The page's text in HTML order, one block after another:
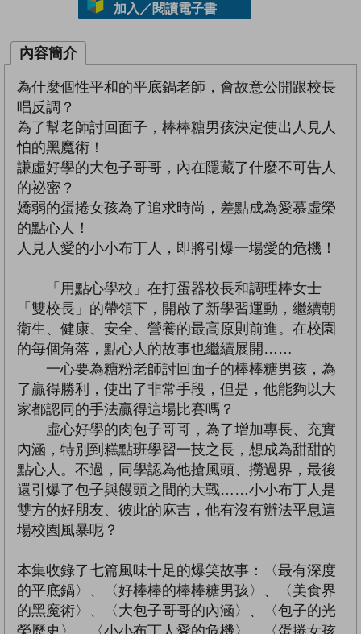
加入／閱讀電子書
內容簡介
為什麼個性平和的平底鍋老師，會故意公開跟校長
唱反調？
為了幫老師討回面子，棒棒糖男孩決定使出人見人
怕的黑魔術！
謙虛好學的大包子哥哥，內在隱藏了什麼不可告人
的祕密？
嬌弱的蛋捲女孩為了追求時尚，差點成為愛慕虛榮
的點心人！
人見人愛的小小布丁人，即將引爆一場愛的危機！
「用點心學校」在打蛋器校長和調理棒女士
「雙校長」的帶領下，開啟了新學習運動，繼續朝
衛生、健康、安全、營養的最高原則前進。在校園
的每個角落，點心人的故事也繼續展開……
一心要為糖粉老師討回面子的棒棒糖男孩，為
了贏得勝利，使出了非常手段，但是，他能夠以大
家都認同的手法贏得這場比賽嗎？
虛心好學的肉包子哥哥，為了增加專長、充實
內涵，特別到糕點班學習一技之長，想成為甜甜的
點心人。不過，同學認為他搶風頭、撈過界，最後
還引爆了包子與饅頭之間的大戰……小小布丁人是
雙方的好朋友、彼此的麻吉，他有沒有辦法平息這
場校園風暴呢？
本集收錄了七篇風味十足的爆笑故事：〈最有深度
的平底鍋〉、〈好棒棒的棒棒糖男孩〉、〈美食界
的黑魔術〉、〈大包子哥哥的內涵〉、〈包子的光